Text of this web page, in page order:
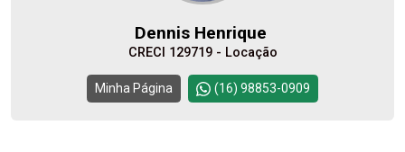
Continuar
Dennis Henrique
CRECI 129719 - Locação
Minha Página (16) 98853-0909